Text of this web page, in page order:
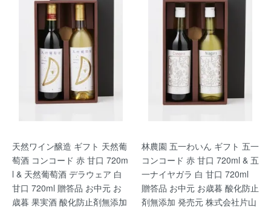
天然ワイン醸造 ギフト 天然葡
萄酒 コンコード 赤 甘口 720m
l & 天然葡萄酒 デラウェア 白
甘口 720ml 贈答品 お中元 お
歳暮 果実酒 酸化防止剤無添加
林農園 五一わいん ギフト 五一
コンコード 赤 甘口 720ml & 五
一ナイヤガラ 白 甘口 720ml
贈答品 お中元 お歳暮 酸化防止
剤無添加 発売元 株式会社片山